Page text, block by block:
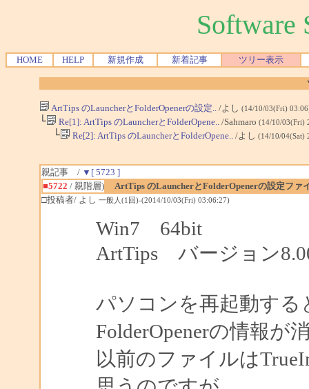
Software
HOME HELP 新規作成 新着記事 ツリー表示
ArtTips のLauncherとFolderOpenerの設定.. /よし (14/10/03(Fri)
└ Re[1]: ArtTips のLauncherとFolderOpene.. /Sahmaro (14/10/03(Fri)
└ Re[2]: ArtTips のLauncherとFolderOpene.. /よし (14/10/04(Sat)
親記事 / ▼[ 5723 ]
■5722 / 親階層)
ArtTips のLauncherとFolderOpenerの設定ファ
□投稿者/ よし 一般人(1回)-(2014/10/03(Fri) 03:06:27)
Win7 64bit
ArtTips バージョン
パソコンを再起動する
FolderOpenerの情報が
以前のファイルは